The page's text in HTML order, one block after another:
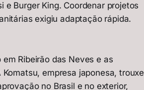
Burger King. Coordenar projetos
exigiu adaptação rápida.
Ribeirão das Neves e as
empresa japonesa, trouxe
no Brasil e no exterior,